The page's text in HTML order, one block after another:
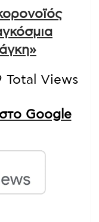
Total Views
Google